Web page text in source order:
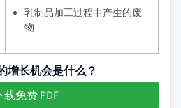
乳制品加工过程中产生的废
物
增长机会是什么？
载免费 PDF